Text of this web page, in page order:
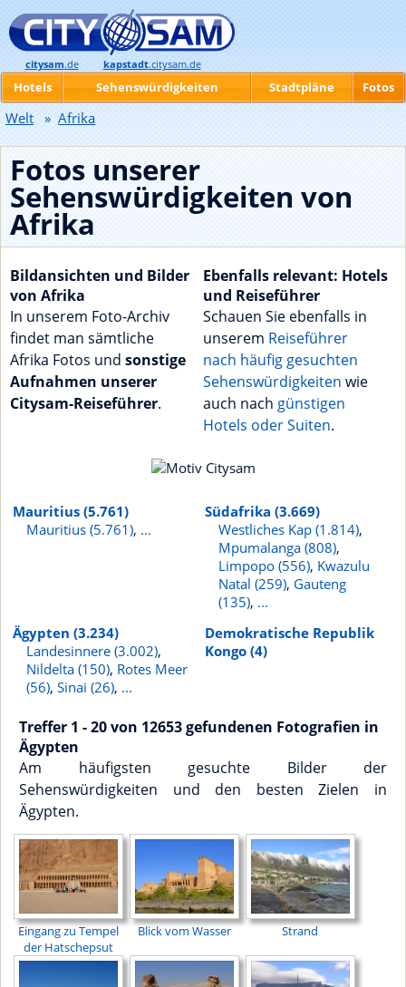
Fotos unserer
Sehenswürdigkeiten von
Afrika
Bildansichten und Bilder
von Afrika
In unserem Foto-Archiv
findet man sämtliche
Afrika Fotos und sonstige
Aufnahmen unserer
Citysam-Reiseführer.
Ebenfalls relevant: Hotels
und Reiseführer
Schauen Sie ebenfalls in
unserem Reiseführer
nach häufig gesuchten
Sehenswürdigkeiten wie
auch nach günstigen
Hotels oder Suiten.
Mauritius (5.761)
Mauritius (5.761), ...
Südafrika (3.669)
Westliches Kap (1.814),
Mpumalanga (808),
Limpopo (556), Kwazulu
Natal (259), Gauteng
(135), ...
Ägypten (3.234)
Landesinnere (3.002),
Nildelta (150), Rotes Meer
(56), Sinai (26), ...
Demokratische Republik
Kongo (4)
Treffer 1 - 20 von 12653 gefundenen Fotografien in
Ägypten
Am häufigsten gesuchte Bilder der
Sehenswürdigkeiten und den besten Zielen in
Ägypten.
Eingang zu Tempel
der Hatschepsut
Blick vom Wasser Strand
citysam.de kapstadt.citysam.de
Hotels Sehenswürdigkeiten Stadtpläne Fotos
Welt » Afrika